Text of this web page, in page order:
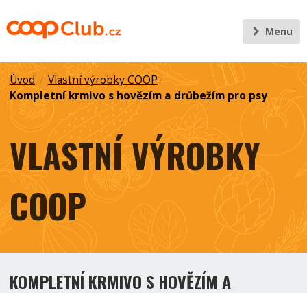
Menu
Úvod / Vlastní výrobky COOP/
Kompletní krmivo s hovězím a drůbežím pro psy
VLASTNÍ VÝROBKY
COOP
KOMPLETNÍ KRMIVO S HOVĚZÍM A